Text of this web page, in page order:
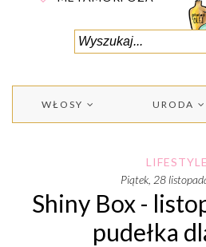
WŁOSY URODA
LIFESTYLE
piątek, 28
Shiny Box -
pudełka